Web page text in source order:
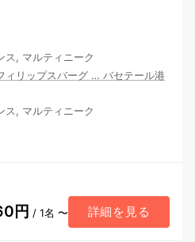
ス, マルティニーク
ィリップスバーグ … バセテール港
ス, マルティニーク
円 / 1名 〜 詳細を見る